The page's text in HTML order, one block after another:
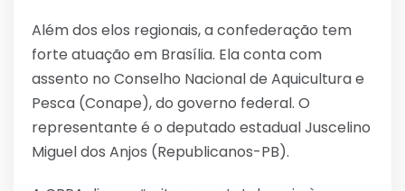
Além dos elos regionais, a confederação tem
forte atuação em Brasília. Ela conta com
assento no Conselho Nacional de Aquicultura e
Pesca (Conape), do governo federal. O
representante é o deputado estadual Juscelino
Miguel dos Anjos (Republicanos-PB).